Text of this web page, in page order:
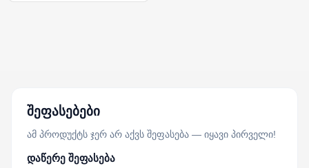
შეფასებები
ამ პროდუქტს ჯერ არ აქვს შეფასება — იყავი პირველი!
დაწერე შეფასება